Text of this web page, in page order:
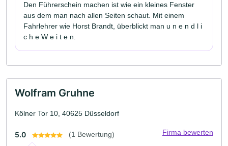
Den Führerschein machen ist wie ein kleines Fenster
aus dem man nach allen Seiten schaut. Mit einem
Fahrlehrer wie Horst Brandt, überblickt man u n e n d l i
c h e W e i t e n.
Wolfram Gruhne
Kölner Tor 10, 40625 Düsseldorf
5.0 (1 Bewertung) Firma bewerten